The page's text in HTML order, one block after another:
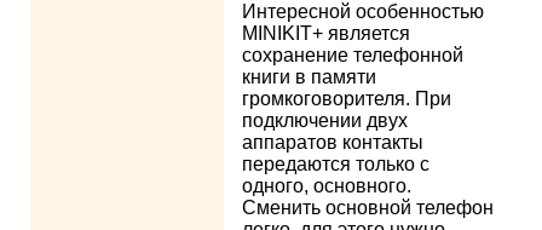
Интересной особенностью
MINIKIT+ является
сохранение телефонной
книги в памяти
громкоговорителя. При
подключении двух
аппаратов контакты
передаются только с
одного, основного.
Сменить основной телефон